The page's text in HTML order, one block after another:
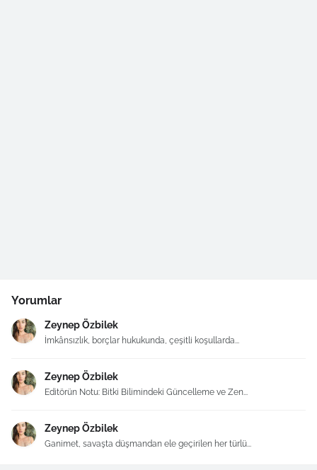
Yorumlar
Zeynep Özbilek
İmkânsızlık, borçlar hukukunda, çeşitli koşullarda...
Zeynep Özbilek
Editörün Notu: Bitki Bilimindeki Güncelleme ve Zen...
Zeynep Özbilek
Ganimet, savaşta düşmandan ele geçirilen her türlü...